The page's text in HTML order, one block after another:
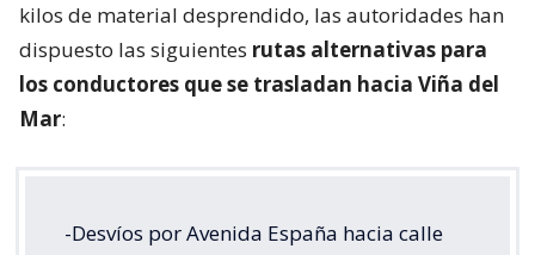
kilos de material desprendido, las autoridades han
dispuesto las siguientes rutas alternativas para
los conductores que se trasladan hacia Viña del
Mar:
-Desvíos por Avenida España hacia calle